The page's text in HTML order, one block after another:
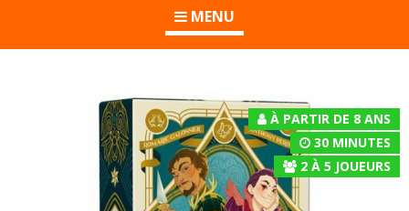
MENU
À PARTIR DE 8 ANS
30 MINUTES
2 À 5 JOUEURS